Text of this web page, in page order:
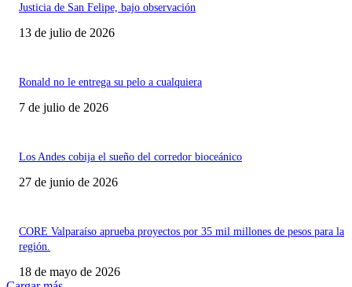
Justicia de San Felipe, bajo observación
13 de julio de 2026
Ronald no le entrega su pelo a cualquiera
7 de julio de 2026
Los Andes cobija el sueño del corredor bioceánico
27 de junio de 2026
CORE Valparaíso aprueba proyectos por 35 mil millones de pesos para la
región.
18 de mayo de 2026